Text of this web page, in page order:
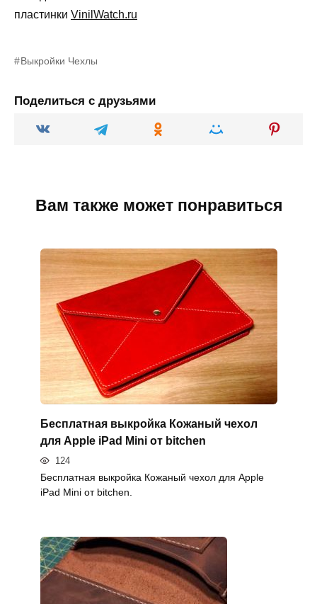
пластинки VinilWatch.ru
Выкройки Чехлы
Поделиться с друзьями
Вам также может понравиться
Бесплатная выкройка Кожаный чехол
для Apple iPad Mini от bitchen
124
Бесплатная выкройка Кожаный чехол для Apple
iPad Mini от bitchen.